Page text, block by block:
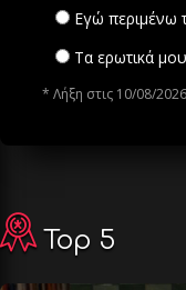
Εγώ περιμένω
Τα ερωτικά μου
* Λήξη στις 10/08/2026
Top 5